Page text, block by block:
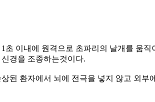
초 이내에 원격으로 초파리의 날개를 움
경을 조종하는것이다.
된 환자에서 뇌에 전극을 넣지 않고 외